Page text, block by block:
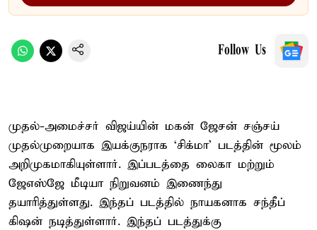
Follow Us
முதல்-அமைச்சர் விஜய்யின் மகன் ஜேசன் சஞ்சய்
முதல்முறையாக இயக்குநராக ‘சிக்மா’ படத்தின் மூலம்
அறிமுகமாகியுள்ளார். இப்படத்தை லைகா மற்றும்
ஜேஎஸ்ஜே மீடியா நிறுவனம் இணைந்து
தயாரித்துள்ளது. இந்தப் படத்தில் நாயகனாக சந்தீப்
கிஷன் நடித்துள்ளார். இந்தப் படத்துக்கு